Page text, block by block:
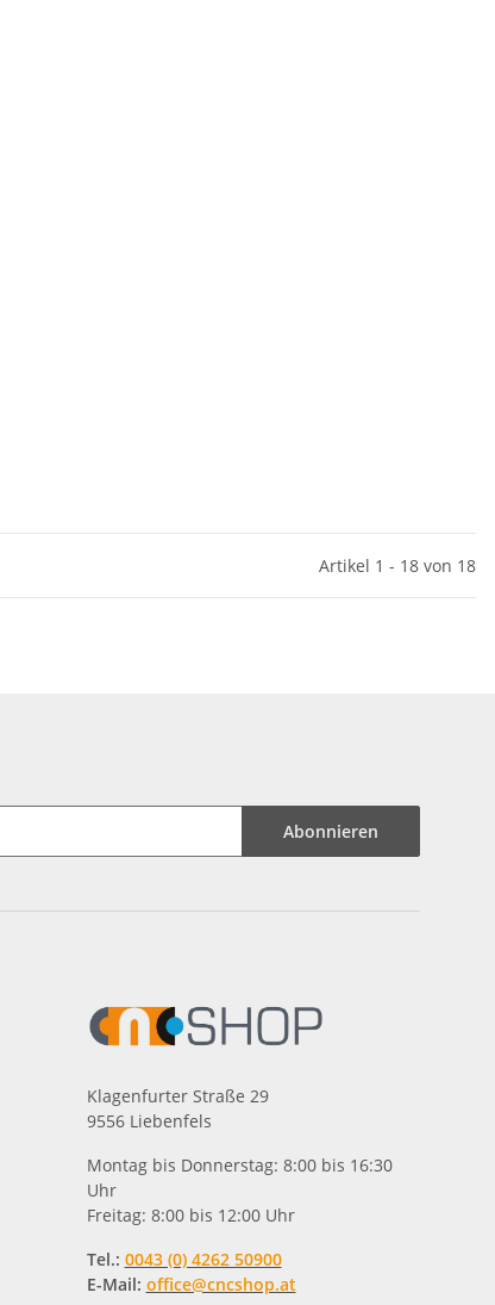
Artikel 1 - 18 von 18
Abonnieren
Klagenfurter Straße 29
9556 Liebenfels
Montag bis Donnerstag: 8:00 bis 16:30
Uhr
Freitag: 8:00 bis 12:00 Uhr
Tel.: 0043 (0) 4262 50900
E-Mail: office@cncshop.at